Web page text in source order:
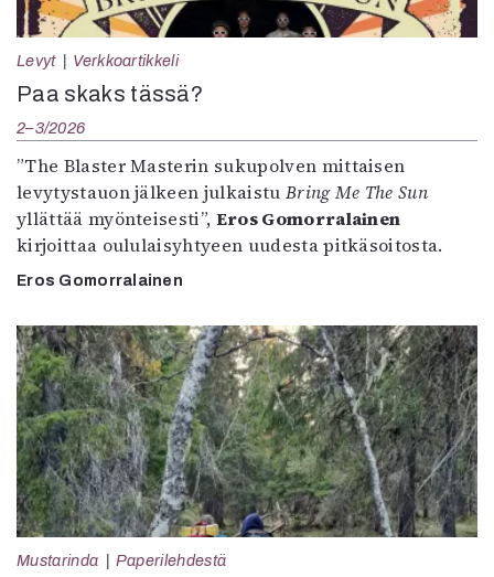
Levyt Verkkoartikkeli
Paa skaks tässä?
2–3/2026
”The Blaster Masterin sukupolven mittaisen
levytystauon jälkeen julkaistu Bring Me The Sun
yllättää myönteisesti”, Eros Gomorralainen
kirjoittaa oululaisyhtyeen uudesta pitkäsoitosta.
Eros Gomorralainen
Mustarinda Paperilehdestä